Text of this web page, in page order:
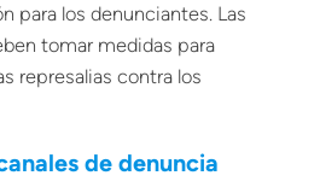
para los denunciantes. Las
tomar medidas para
represalias contra los
de denuncia